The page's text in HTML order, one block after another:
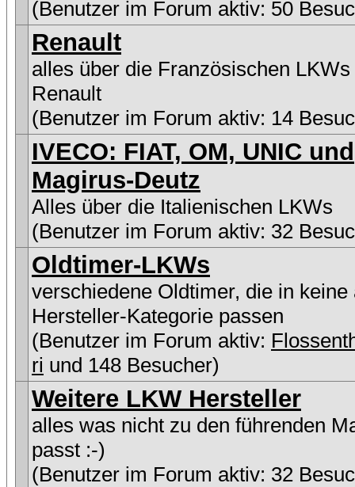
(Benutzer im Forum aktiv: 50
Renault
alles über die Französischen LKWs
Renault
(Benutzer im Forum aktiv: 14
IVECO: FIAT, OM, UNIC und
Magirus-Deutz
Alles über die Italienischen LKWs
(Benutzer im Forum aktiv: 32
Oldtimer-LKWs
verschiedene Oldtimer, die in keine
Hersteller-Kategorie passen
(Benutzer im Forum aktiv:
ri und 148 Besucher)
Weitere LKW Hersteller
alles was nicht zu den führenden
passt :-)
(Benutzer im Forum aktiv: 32